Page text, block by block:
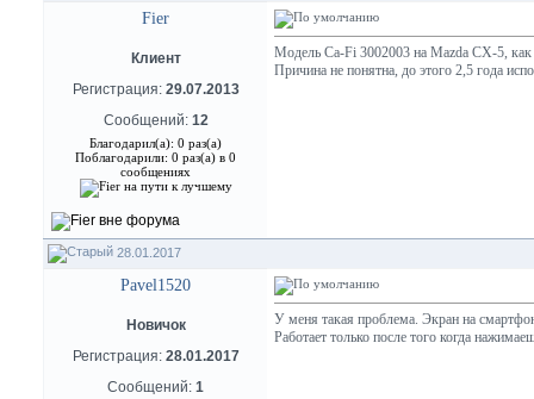
Fier
Клиент
Регистрация: 29.07.2013
Сообщений: 12
Благодарил(а): 0 раз(а)
Поблагодарили: 0 раз(а) в 0
сообщениях
Модель Ca-Fi 3002003 на Mazda CX-5, как
Причина не понятна, до этого 2,5 года
28.01.2017
Pavel1520
Новичок
Регистрация: 28.01.2017
Сообщений: 1
У меня такая проблема. Экран на
Работает только после того когда